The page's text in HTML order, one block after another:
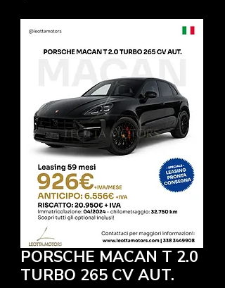
PORSCHE MACAN T 2.0
TURBO 265 CV AUT.